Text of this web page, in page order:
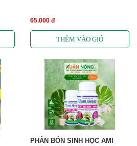
65.000 đ
PHÂN BÓN SINH HỌC AMI